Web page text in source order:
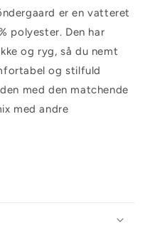
er en vatteret
polyester. Den har
og ryg, så du nemt
og stilfuld
med den matchende
med andre